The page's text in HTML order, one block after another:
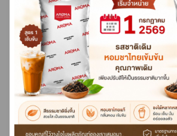
โปรโมชั่น
การสั่งซื้อและ
สูตรเครื่องดื่ม
คอร์สกาแฟ
Machines
Victoria
ติดต่อเรา
เครื่องชงกาแฟ / เครื่องบดกาแฟ
เครื่องชงกาแฟ / เครื่องบดกาแฟทั้งห
Fully-Automatic
Semi-Automatic
Victoria Arduino
Wega
Crem / Expobar
Product Set
Product Set ทั้งหมด
Capsule
Capsule ทั้งหมด
Capsule Coffee Machine
Capsule Coffee Machineทั้งหมด
เมล็ดกาแฟคั่ว
เมล็ดกาแฟคั่ว ทั้งหมด
Aroma Original Blend
Aroma Premium Blend
Organic Coffee
Special Blend
ผลิตภัณฑ์กลุ่มนม ทั้งหมด
DaVinci ทั้งหมด
Classic Syrup
True To Fruit Syrup
Luxury Dessert Syrup
Floral Syrup
HARIO ทั้งหมด
Filter
Dripper
Grinder
Server
Milklab ทั้งหมด
ชาทั้งหมด
3 in 1
Matcha
Premix
Tea Leaf
โกโก้ ทั้งหมด
3 in 1 Express Cup
Premix
Pure 100%
น้ำผลไม้ผสมเนื้อผลไม้ & ไซรัปทั้งหมด
Fruit Concentrate
Syrup
Fruit Based Preparation
Fruitti Smoothie
ผงสำเร็จรูปทั้งหมด
3 in 1
Condiment
Premix
ผลิตภัณฑ์กลุ่มกาแฟทั้งหมด
Drip Coffee
Premix
3 in 1 Express Cup
ท๊อปปิ้ง ทั้งหมด
Topping
Sauce
อุปกรณ์อื่นๆ ทั้งหมด
อะไหล่เครื่องชง
อุปกรณ์อื่นๆ
Double Wall
บริษัท เค.วี.เอ็น. อิมปอร์ต เอกซ์ป
จำกัด (สำนักงานใหญ่)
เลขประจำตัวผู้เสียภาษีอากร :